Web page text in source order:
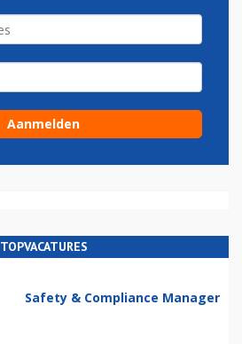
TOPVACATURES
Safety & Compliance Manager